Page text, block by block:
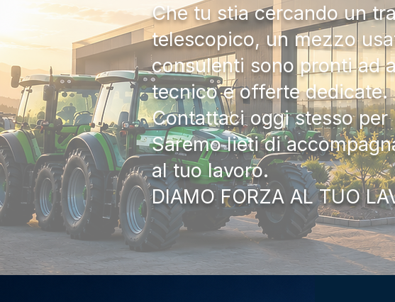
Che tu stia cercando un
telescopico, un mezzo
consulenti sono pronti ad
tecnico e offerte dedicate.
Contattaci oggi stesso
Saremo lieti di
al tuo lavoro.
DIAMO FORZA AL TUO